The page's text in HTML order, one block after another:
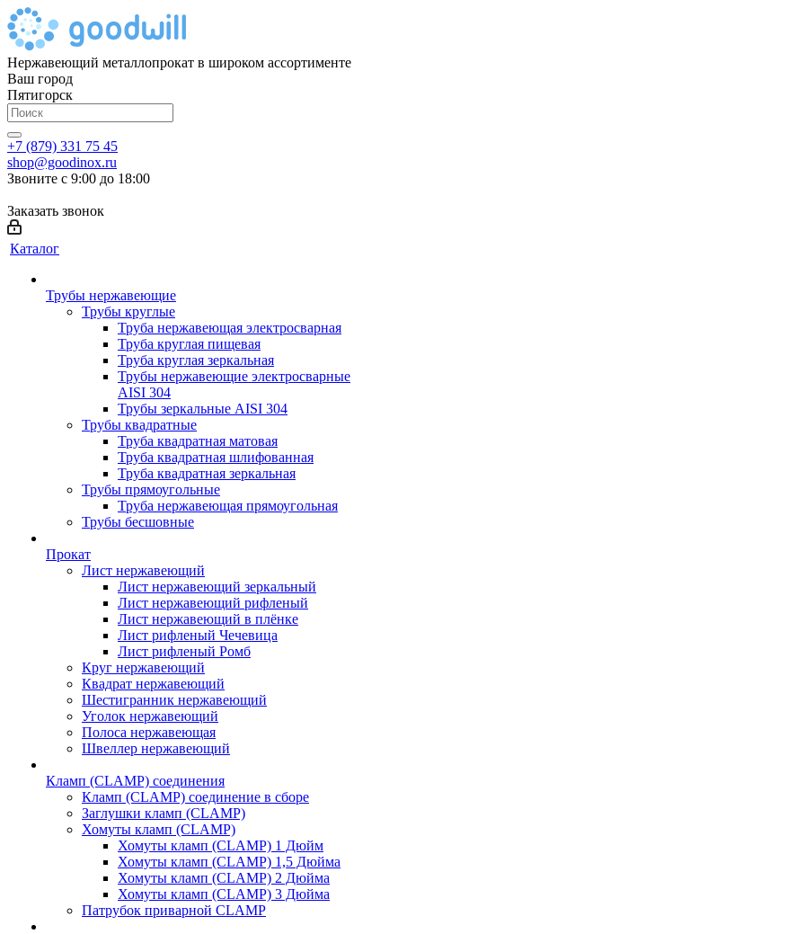
Нержавеющий металлопрокат в широком ассортименте
Ваш город
Пятигорск
+7 (879) 331 75 45
shop@goodinox.ru
Звоните с 9:00 до 18:00
Заказать звонок
Каталог
Трубы нержавеющие
Трубы круглые
Труба нержавеющая электросварная
Труба круглая пищевая
Труба круглая зеркальная
Трубы нержавеющие электросварные
AISI 304
Трубы зеркальные AISI 304
Трубы квадратные
Труба квадратная матовая
Труба квадратная шлифованная
Труба квадратная зеркальная
Трубы прямоугольные
Труба нержавеющая прямоугольная
Трубы бесшовные
Прокат
Лист нержавеющий
Лист нержавеющий зеркальный
Лист нержавеющий рифленый
Лист нержавеющий в плёнке
Лист рифленый Чечевица
Лист рифленый Ромб
Круг нержавеющий
Квадрат нержавеющий
Шестигранник нержавеющий
Уголок нержавеющий
Полоса нержавеющая
Швеллер нержавеющий
Кламп (CLAMP) соединения
Кламп (CLAMP) соединение в сборе
Заглушки кламп (CLAMP)
Хомуты кламп (CLAMP)
Хомуты кламп (CLAMP) 1 Дюйм
Хомуты кламп (CLAMP) 1,5 Дюйма
Хомуты кламп (CLAMP) 2 Дюйма
Хомуты кламп (CLAMP) 3 Дюйма
Патрубок приварной CLAMP